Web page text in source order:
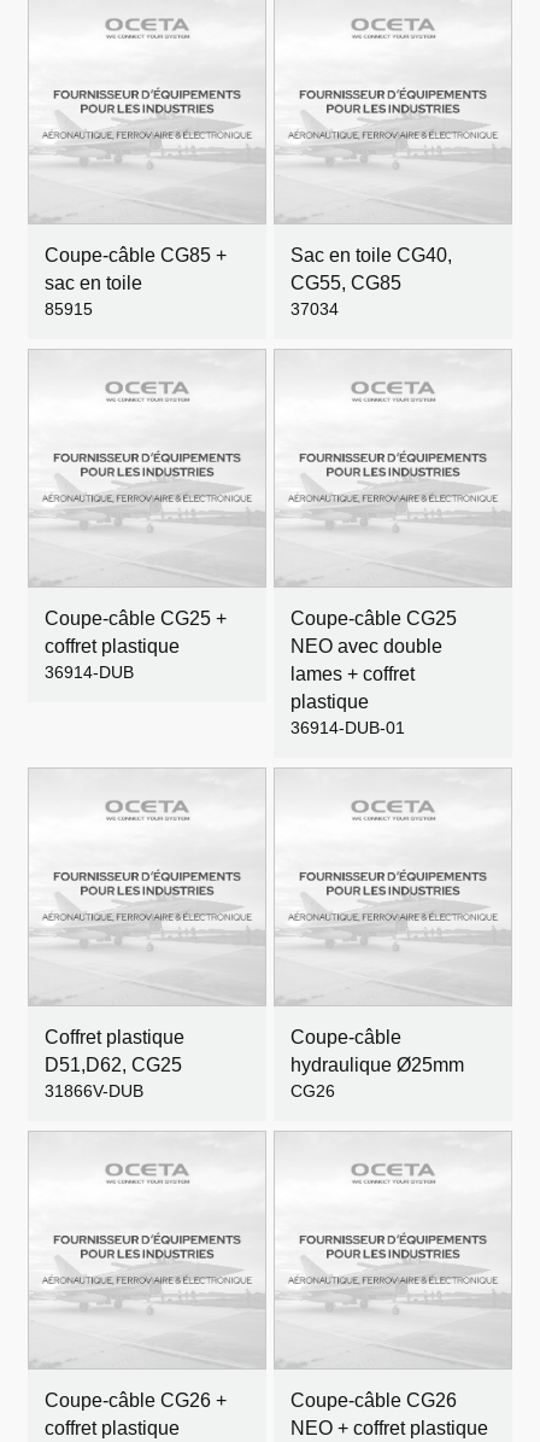
Coupe-câble CG85 +
sac en toile
85915
Sac en toile CG40,
CG55, CG85
37034
Coupe-câble CG25 +
coffret plastique
36914-DUB
Coupe-câble CG25
NEO avec double
lames + coffret
plastique
36914-DUB-01
Coffret plastique
D51,D62, CG25
31866V-DUB
Coupe-câble
hydraulique Ø25mm
CG26
Coupe-câble CG26 +
coffret plastique
Coupe-câble CG26
NEO + coffret plastique